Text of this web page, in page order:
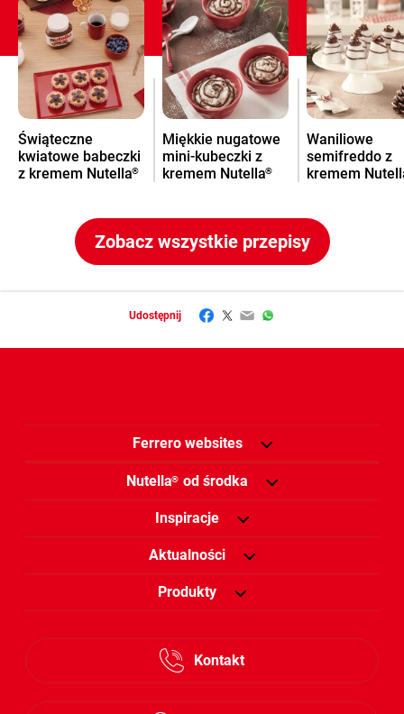
Świąteczne
kwiatowe babeczki
z kremem Nutella®
Miękkie nugatowe
mini-kubeczki z
kremem Nutella®
Waniliowe
semifreddo z
kremem
Zobacz wszystkie przepisy
Udostępnij Facebook
Twitter
EmailWhatsApp
Ferrero websites
Nutella® od środka
Inspiracje
Aktualności
Produkty
Kontakt